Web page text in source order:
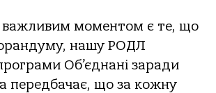
важливим моментом є те, що
нашу РОДЛ
Об’єднані заради
передбачає, що за кожну